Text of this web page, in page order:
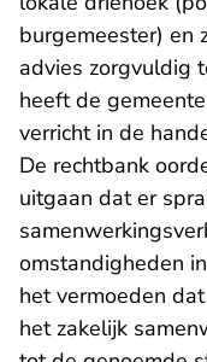
burgemeester) en
advies zorgvuldig
heeft de
verricht in de
De rechtbank
uitgaan dat er
omstandigheden
het vermoeden
het zakelijk